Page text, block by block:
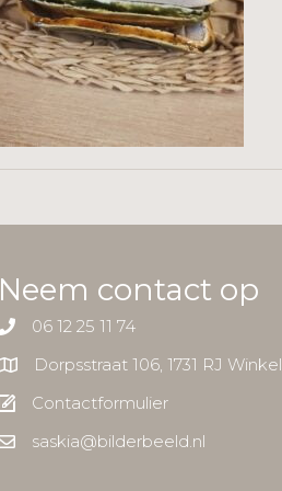
Neem contact op
06 12 25 11 74
Dorpsstraat 106, 1731 RJ Winkel
Contactformulier
saskia@bilderbeeld.nl